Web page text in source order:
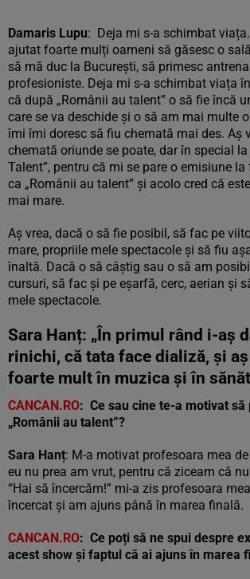
Damaris Lupu: Deja mi s-a schimbat
ajutat foarte mulți oameni să găsesc o
să mă duc la București, să primesc
profesioniste. Deja mi s-a schimbat viața
că după „Românii au talent” o să fie încă
care se va deschide și o să am mai multe
îmi îmi doresc să fiu chemată mai des. Aș
chemată oriunde se poate, dar în special la
Talent”, pentru că mi se pare o emisiune
ca „Românii au talent” și acolo cred că
mai mare.
Aș vrea, dacă o să fie posibil, să fac pe
mare, propriile mele spectacole și să fiu
înaltă. Dacă o să câștig sau o să am
cursuri, să fac și pe eșarfă, cerc, aerian și
mele spectacole.
Sara Hanț: „În primul rând i-aș
rinichi, că tata face dializă, și
foarte mult în muzica și în
CANCAN.RO: Ce sau cine te-a motivat să
„Românii au talent”?
Sara Hanț: M-a motivat profesoara mea
eu nu prea am vrut, pentru că ziceam că
“Hai să încercăm!” mi-a zis profesoara
încercat și am ajuns până în marea finală.
CANCAN.RO: Ce poți să ne spui despre
acest show și faptul că ai ajuns în marea